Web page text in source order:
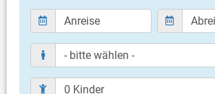
eigene Terrasse
Terrasse wird als Durchgang genutzt
überdacht
Bestuhlung
Terrassengröße: 10 m²
Weitere Informationen